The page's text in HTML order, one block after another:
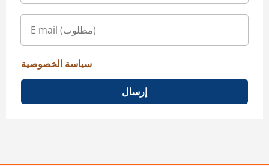
سياسة الخصوصية
إرسال